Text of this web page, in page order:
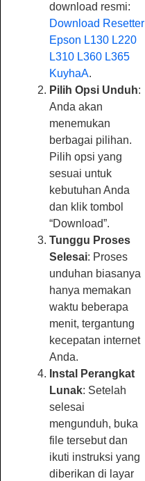
download resmi:
Download Resetter
Epson L130 L220
L310 L360 L365
KuyhaA.
Pilih Opsi Unduh:
Anda akan
menemukan
berbagai pilihan.
Pilih opsi yang
sesuai untuk
kebutuhan Anda
dan klik tombol
“Download”.
Tunggu Proses
Selesai: Proses
unduhan biasanya
hanya memakan
waktu beberapa
menit, tergantung
kecepatan internet
Anda.
Instal Perangkat
Lunak: Setelah
selesai
mengunduh, buka
file tersebut dan
ikuti instruksi yang
diberikan di layar